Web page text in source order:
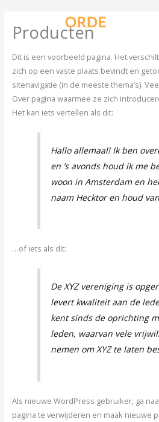
Producten
Dit is een voorbeeld pagina. Het
zich op een vaste plaats bevindt en
sitenavigatie (in de meeste thema’s).
Over pagina waarmee ze zich
Het kan iets vertellen als dit:
Hallo allemaal! Ik ben
en ’s avonds houd ik me
woon in Amsterdam en
naam Hecktor en houd
…of iets als dit:
De XYZ vereniging is
levert kwaliteit aan de
kent sinds de oprichting
leden, waarvan vele
nemen om XYZ te laten
Als nieuwe WordPress gebruiker, ga
pagina te verwijderen en maak nieuwe